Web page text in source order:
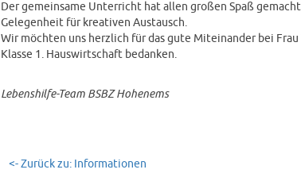
Der gemeinsame Unterricht hat allen großen Spaß
Gelegenheit für kreativen Austausch.
Wir möchten uns herzlich für das gute Miteinander bei
Klasse 1. Hauswirtschaft bedanken.
Lebenshilfe-Team BSBZ Hohenems
<- Zurück zu: Informationen